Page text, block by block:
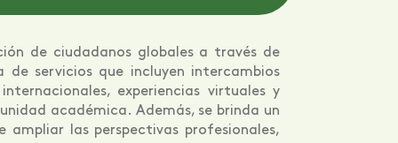
de ciudadanos globales a través de
servicios que incluyen intercambios
experiencias virtuales y
académica. Además, se brinda un
las perspectivas profesionales,